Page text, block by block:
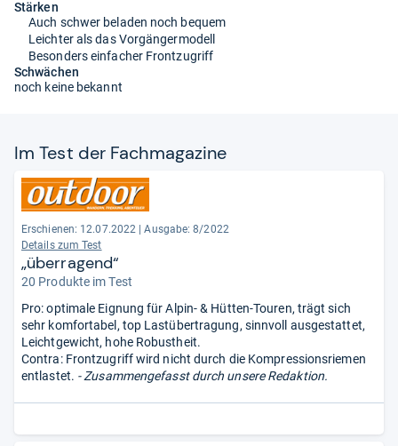
Stärken
Auch schwer beladen noch bequem
Leichter als das Vorgängermodell
Besonders einfacher Frontzugriff
Schwächen
noch keine bekannt
Im Test der Fach­ma­ga­zine
Erschienen: 12.07.2022
Ausgabe: 8/2022
Details zum Test
„überragend“
20 Produkte im Test
Pro: optimale Eignung für Alpin- & Hütten-Touren, trägt sich
sehr komfortabel, top Lastübertragung, sinnvoll ausgestattet,
Leichtgewicht, hohe Robustheit.
Contra: Frontzugriff wird nicht durch die Kompressionsriemen
entlastet. - Zusammengefasst durch unsere Redaktion.